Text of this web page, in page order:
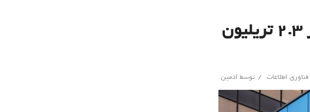
سهام مایکروسافت رکورد زد: ارزش بازار ۲.۳ تریلیون
فناوری اطلاعات / توسط ادمین